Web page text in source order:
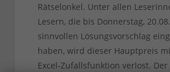
Rätselonkel. Unter allen
Lesern, die bis Donnerstag,
sinnvollen Lösungsvorschlag
haben, wird dieser Hauptpreis
Excel-Zufallsfunktion verlost. Der